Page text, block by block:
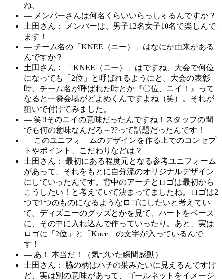
ね。
― メンバーさんは何名くらいいらっしゃるんですか？
土田さん： メンバーは、男子12名女子10名で楽しんで
ます！
― チーム名の「KNEE（ニー）」はなにか由来がある
んですか？
土田さん： 「KNEE（ニー）」はですね、大会で何位
になっても「2位」と呼ばれるようにと。大会の表彰
時、チーム名が呼ばれた時とか『〇位、ニイ！』って
なると一瞬会場がどよめくんですよね（笑）。それが
狙いで付けてみました。
― 笑!!そのニイの意味だったんですね！スタッフの間
でも何の意味なんだろ～??って話題だったんです！
― このユニフォームのデザインを作る上でのコンセプ
トやポイント、こだわりなどは？
土田さん： 最初にある程度元となる参考ユニフォーム
があって、それをもとに自分流のオリジナルデザイン
にしていったんです。背中のアーチとロゴは最初から
こうしたい！と考えていて決まってましたね。ロゴは2
つで1つのものになるようなロゴにしたいと考えてい
て。ディズニーのグッズとかを見て、ハートをベース
に、その中に入れ込んで作っていったり。あと、実は
ロゴに「2位」と「Knee」の文字が入っているんで
す！
― あ！ 本当だ！（気づいた瞬間感動）
土田さん： 脇の柄はハチの巣みたいに見えるんですけ
ど、実は別の意味があって、ゴールネットをイメージ